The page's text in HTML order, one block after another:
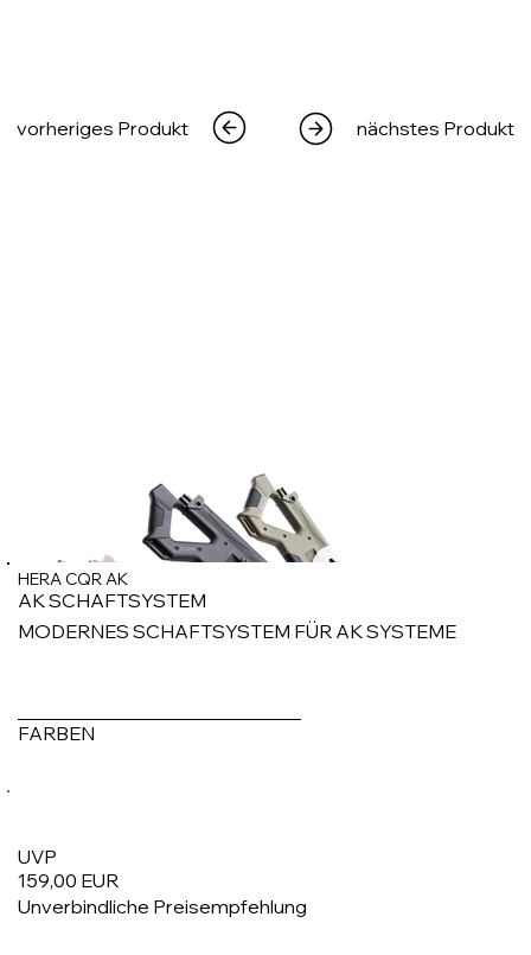
HERA CQR AK
AK SCHAFTSYSTEM
MODERNES SCHAFTSYSTEM FÜR AK SYSTEME
FARBEN
UVP
159,00 EUR
Unverbindliche Preisempfehlung
vorheriges Produkt nächstes Produkt